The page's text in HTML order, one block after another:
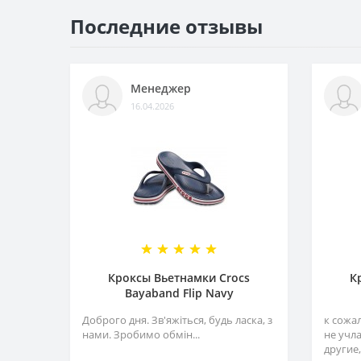
Последние отзывы
Менеджер
16.04.2026
Кроксы Вьетнамки Crocs
Bayaband Flip Navy
Доброго дня. Зв'яжіться, будь ласка, з
нами. Зробимо обмін...
к
не